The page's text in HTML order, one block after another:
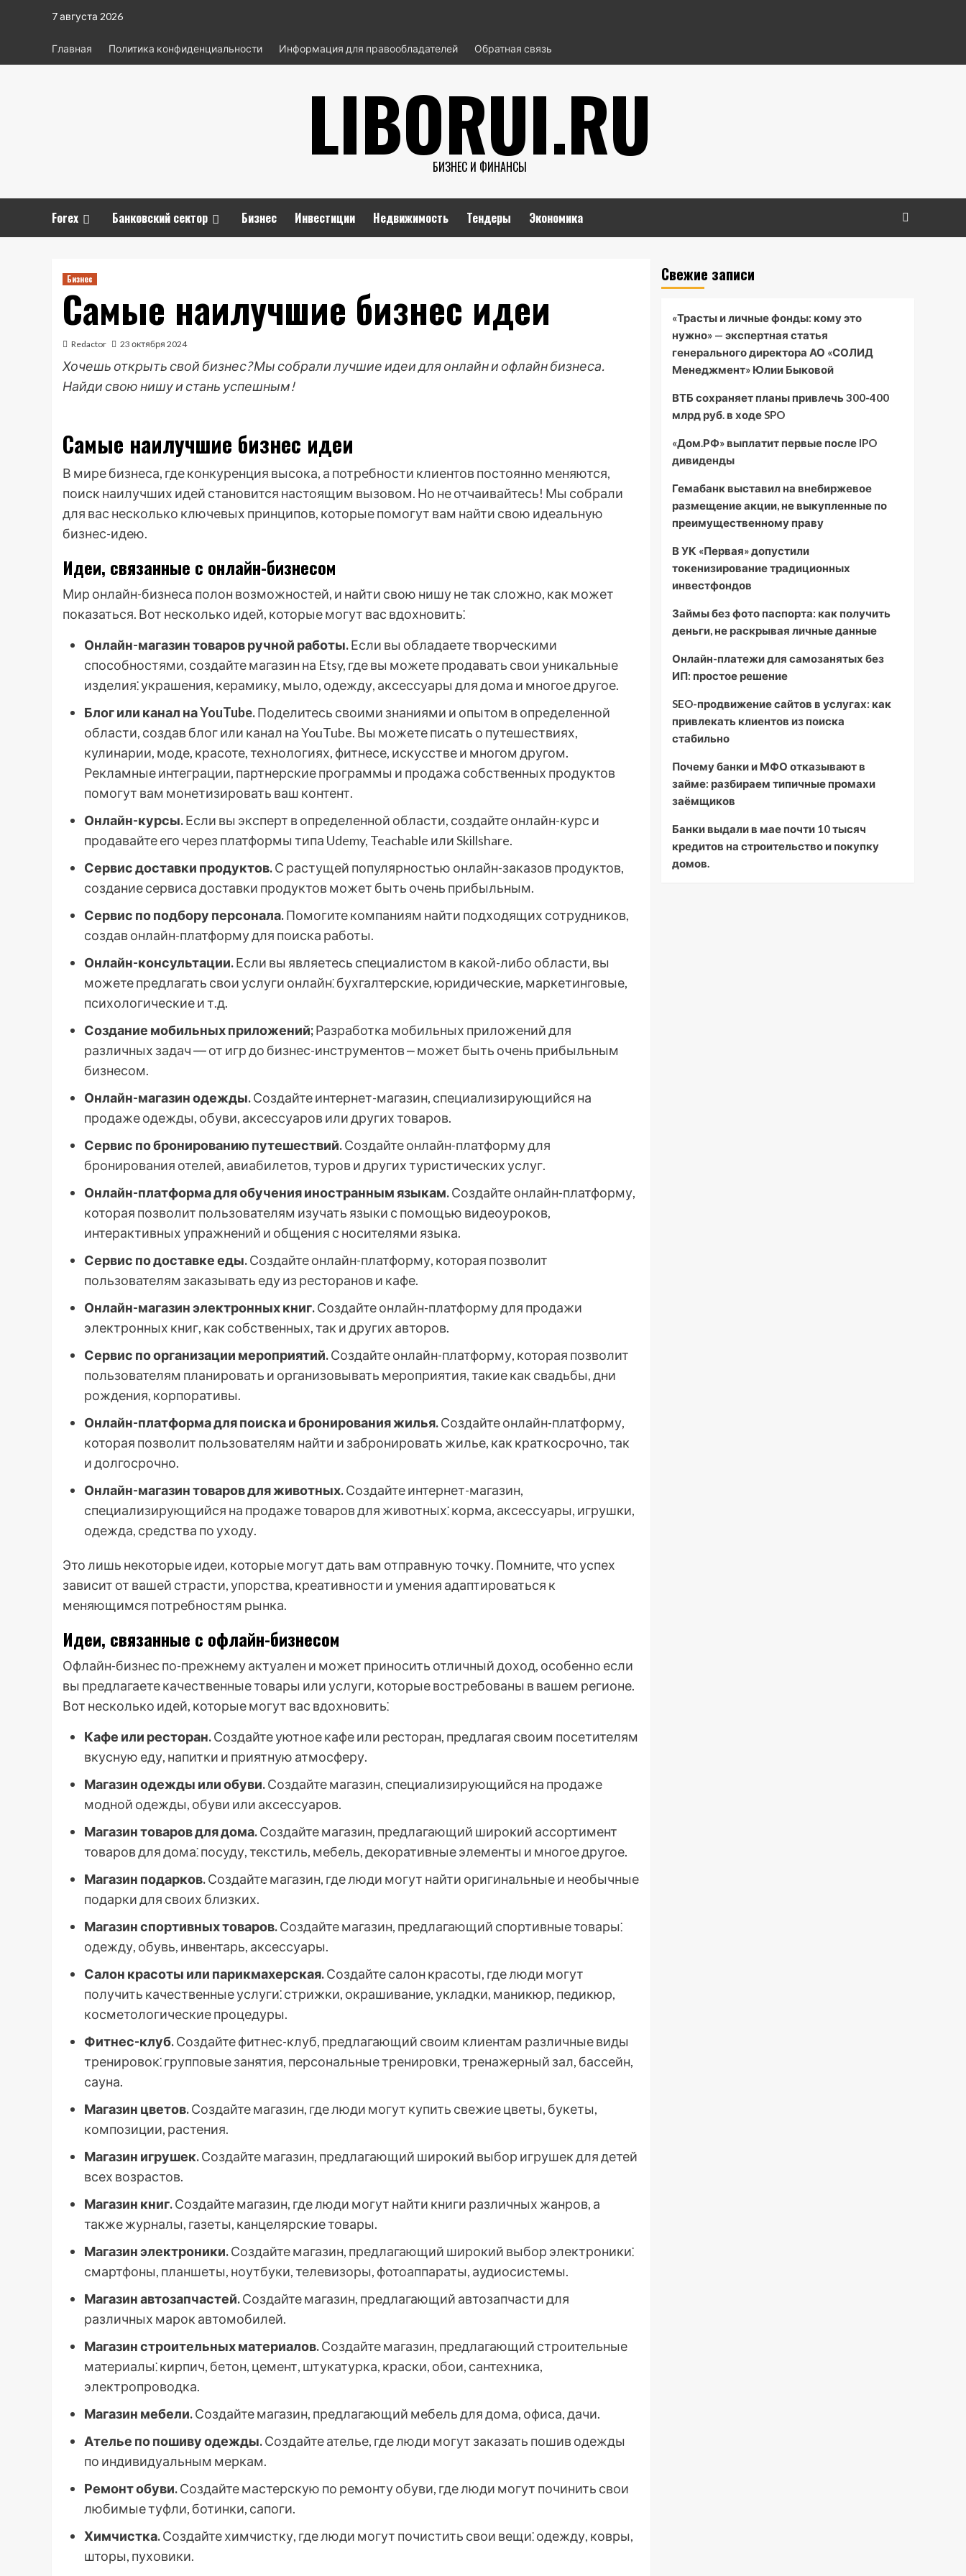
содержимому
7 августа 2026
Главная Политика конфиденциальности Информация для правообладателей Обратная связь
LIBORUI.RU
БИЗНЕС И ФИНАНСЫ
Forex Банковский сектор Бизнес Инвестиции Недвижимость Тендеры Экономика
Бизнес
Самые наилучшие бизнес идеи
Redactor 23 октября 2024
Хочешь открыть свой бизнес? Мы собрали лучшие идеи для онлайн и офлайн бизнеса.
Найди свою нишу и стань успешным!
Самые наилучшие бизнес идеи
В мире бизнеса, где конкуренция высока, а потребности клиентов постоянно меняются,
поиск наилучших идей становится настоящим вызовом. Но не отчаивайтесь! Мы собрали
для вас несколько ключевых принципов, которые помогут вам найти свою идеальную
бизнес-идею.
Идеи, связанные с онлайн-бизнесом
Мир онлайн-бизнеса полон возможностей, и найти свою нишу не так сложно, как может
показаться. Вот несколько идей, которые могут вас вдохновить⁚
Онлайн-магазин товаров ручной работы.Если вы обладаете творческими
способностями, создайте магазин на Etsy, где вы можете продавать свои уникальные
изделия⁚ украшения, керамику, мыло, одежду, аксессуары для дома и многое другое.
Блог или канал на YouTube.Поделитесь своими знаниями и опытом в определенной
области, создав блог или канал на YouTube. Вы можете писать о путешествиях,
кулинарии, моде, красоте, технологиях, фитнесе, искусстве и многом другом.
Рекламные интеграции, партнерские программы и продажа собственных продуктов
помогут вам монетизировать ваш контент.
Онлайн-курсы.Если вы эксперт в определенной области, создайте онлайн-курс и
продавайте его через платформы типа Udemy, Teachable или Skillshare.
Сервис доставки продуктов.С растущей популярностью онлайн-заказов продуктов,
создание сервиса доставки продуктов может быть очень прибыльным.
Сервис по подбору персонала.Помогите компаниям найти подходящих сотрудников,
создав онлайн-платформу для поиска работы.
Онлайн-консультации.Если вы являетесь специалистом в какой-либо области, вы
можете предлагать свои услуги онлайн⁚ бухгалтерские, юридические, маркетинговые,
психологические и т.д.
Создание мобильных приложений;Разработка мобильных приложений для
различных задач ― от игр до бизнес-инструментов ⎼ может быть очень прибыльным
бизнесом.
Онлайн-магазин одежды.Создайте интернет-магазин, специализирующийся на
продаже одежды, обуви, аксессуаров или других товаров.
Сервис по бронированию путешествий.Создайте онлайн-платформу для
бронирования отелей, авиабилетов, туров и других туристических услуг.
Онлайн-платформа для обучения иностранным языкам.Создайте онлайн-платформу,
которая позволит пользователям изучать языки с помощью видеоуроков,
интерактивных упражнений и общения с носителями языка.
Сервис по доставке еды.Создайте онлайн-платформу, которая позволит
пользователям заказывать еду из ресторанов и кафе.
Онлайн-магазин электронных книг.Создайте онлайн-платформу для продажи
электронных книг, как собственных, так и других авторов.
Сервис по организации мероприятий.Создайте онлайн-платформу, которая позволит
пользователям планировать и организовывать мероприятия, такие как свадьбы, дни
рождения, корпоративы.
Онлайн-платформа для поиска и бронирования жилья.Создайте онлайн-платформу,
которая позволит пользователям найти и забронировать жилье, как краткосрочно, так
и долгосрочно.
Онлайн-магазин товаров для животных.Создайте интернет-магазин,
специализирующийся на продаже товаров для животных⁚ корма, аксессуары, игрушки,
одежда, средства по уходу.
Это лишь некоторые идеи, которые могут дать вам отправную точку. Помните, что успех
зависит от вашей страсти, упорства, креативности и умения адаптироваться к
меняющимся потребностям рынка.
Идеи, связанные с офлайн-бизнесом
Офлайн-бизнес по-прежнему актуален и может приносить отличный доход, особенно если
вы предлагаете качественные товары или услуги, которые востребованы в вашем регионе.
Вот несколько идей, которые могут вас вдохновить⁚
Кафе или ресторан.Создайте уютное кафе или ресторан, предлагая своим посетителям
вкусную еду, напитки и приятную атмосферу.
Магазин одежды или обуви.Создайте магазин, специализирующийся на продаже
модной одежды, обуви или аксессуаров.
Магазин товаров для дома.Создайте магазин, предлагающий широкий ассортимент
товаров для дома⁚ посуду, текстиль, мебель, декоративные элементы и многое другое.
Магазин подарков.Создайте магазин, где люди могут найти оригинальные и необычные
подарки для своих близких.
Магазин спортивных товаров.Создайте магазин, предлагающий спортивные товары⁚
одежду, обувь, инвентарь, аксессуары.
Салон красоты или парикмахерская.Создайте салон красоты, где люди могут
получить качественные услуги⁚ стрижки, окрашивание, укладки, маникюр, педикюр,
косметологические процедуры.
Фитнес-клуб.Создайте фитнес-клуб, предлагающий своим клиентам различные виды
тренировок⁚ групповые занятия, персональные тренировки, тренажерный зал, бассейн,
сауна.
Магазин цветов.Создайте магазин, где люди могут купить свежие цветы, букеты,
композиции, растения.
Магазин игрушек.Создайте магазин, предлагающий широкий выбор игрушек для детей
всех возрастов.
Магазин книг.Создайте магазин, где люди могут найти книги различных жанров, а
также журналы, газеты, канцелярские товары.
Магазин электроники.Создайте магазин, предлагающий широкий выбор электроники⁚
смартфоны, планшеты, ноутбуки, телевизоры, фотоаппараты, аудиосистемы.
Магазин автозапчастей.Создайте магазин, предлагающий автозапчасти для
различных марок автомобилей.
Магазин строительных материалов.Создайте магазин, предлагающий строительные
материалы⁚ кирпич, бетон, цемент, штукатурка, краски, обои, сантехника,
электропроводка.
Магазин мебели.Создайте магазин, предлагающий мебель для дома, офиса, дачи.
Ателье по пошиву одежды.Создайте ателье, где люди могут заказать пошив одежды
по индивидуальным меркам.
Ремонт обуви.Создайте мастерскую по ремонту обуви, где люди могут починить свои
любимые туфли, ботинки, сапоги.
Химчистка.Создайте химчистку, где люди могут почистить свои вещи⁚ одежду, ковры,
шторы, пуховики.
Свежие записи
«Трасты и личные фонды: кому это
нужно» — экспертная статья
генерального директора АО «СОЛИД
Менеджмент» Юлии Быковой
ВТБ сохраняет планы привлечь 300-400
млрд руб. в ходе SPO
«Дом.РФ» выплатит первые после IPO
дивиденды
Гемабанк выставил на внебиржевое
размещение акции, не выкупленные по
преимущественному праву
В УК «Первая» допустили
токенизирование традиционных
инвестфондов
Займы без фото паспорта: как получить
деньги, не раскрывая личные данные
Онлайн-платежи для самозанятых без
ИП: простое решение
SEO-продвижение сайтов в услугах: как
привлекать клиентов из поиска
стабильно
Почему банки и МФО отказывают в
займе: разбираем типичные промахи
заёмщиков
Банки выдали в мае почти 10 тысяч
кредитов на строительство и покупку
домов.